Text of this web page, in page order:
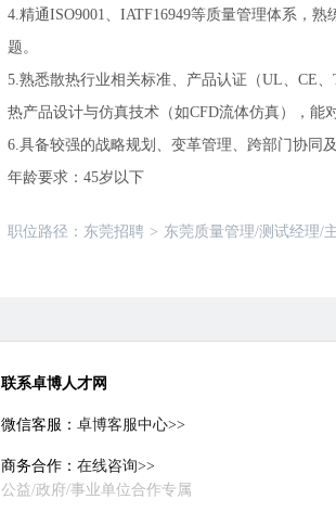
4.精通ISO9001、IATF16949等质量管理体系，
题。
5.熟悉散热行业相关标准、产品认证（UL、CE
热产品设计与仿真技术（如CFD流体仿真），能
6.具备较强的战略规划、变革管理、跨部门协同
年龄要求：45岁以下
职位路径： 东莞招聘 > 东莞质量管理/测试经理/
联系卓博人才网
微信客服： 卓博客服中心>>
商务合作： 在线咨询>>
公益/政府/事业单位合作专属